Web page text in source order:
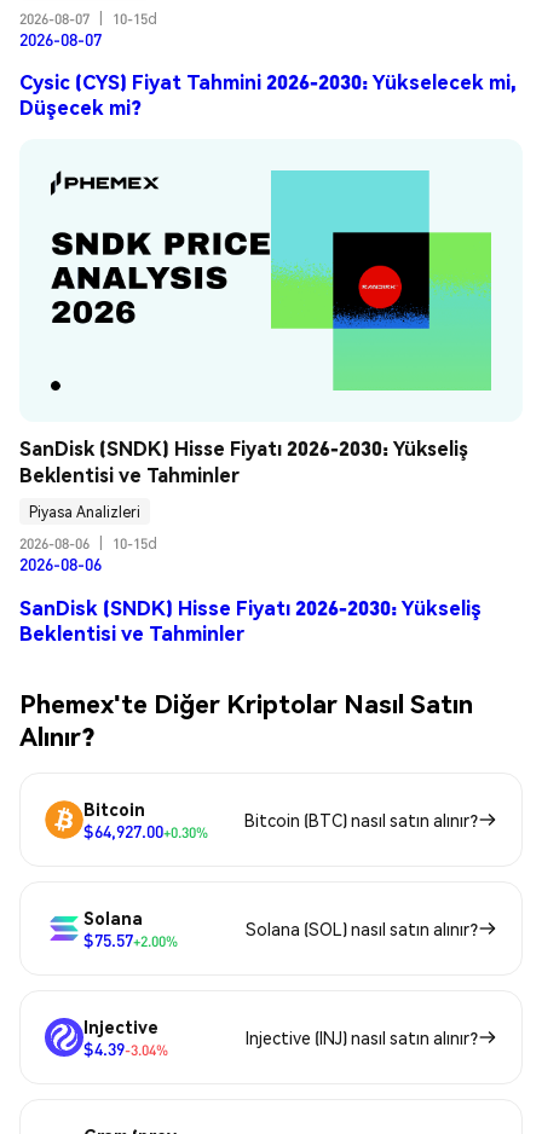
2026-08-07
10-15d
2026-08-07
Cysic (CYS) Fiyat Tahmini 2026-2030: Yükselecek mi,
Düşecek mi?
SanDisk (SNDK) Hisse Fiyatı 2026-2030: Yükseliş
Beklentisi ve Tahminler
Piyasa Analizleri
2026-08-06
10-15d
2026-08-06
SanDisk (SNDK) Hisse Fiyatı 2026-2030: Yükseliş
Beklentisi ve Tahminler
Phemex'te Diğer Kriptolar Nasıl Satın
Alınır?
Bitcoin
$64,927.00+0.30%
Bitcoin (BTC) nasıl satın alınır?
Solana
$75.57+2.00%
Solana (SOL) nasıl satın alınır?
Injective
$4.39-3.04%
Injective (INJ) nasıl satın alınır?